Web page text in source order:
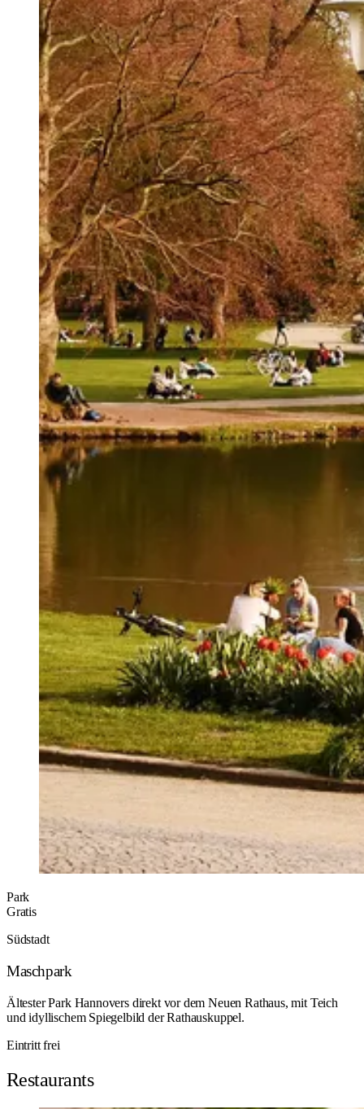
Park
Gratis
Südstadt
Maschpark
Ältester Park Hannovers direkt vor dem Neuen Rathaus, mit Teich
und idyllischem Spiegelbild der Rathauskuppel.
Eintritt frei
Restaurants